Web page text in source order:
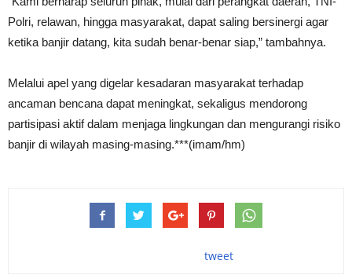
Polri, relawan, hingga masyarakat, dapat saling bersinergi agar
ketika banjir datang, kita sudah benar-benar siap,” tambahnya.
Melalui apel yang digelar kesadaran masyarakat terhadap
ancaman bencana dapat meningkat, sekaligus mendorong
partisipasi aktif dalam menjaga lingkungan dan mengurangi risiko
banjir di wilayah masing-masing.***(imam/hm)
tweet